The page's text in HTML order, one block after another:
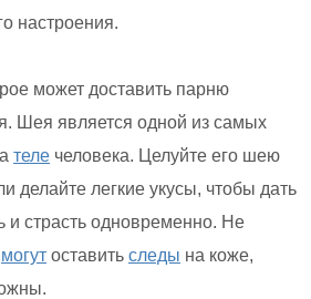
настроения.
может доставить парню
Шея является одной из самых
теле человека. Целуйте его шею
делайте легкие укусы, чтобы дать
и страсть одновременно. Не
могут оставить следы на коже,